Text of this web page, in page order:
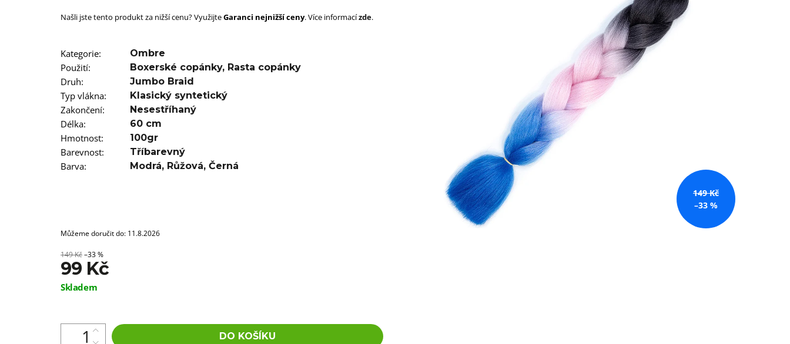
149 Kč
–33 %
Našli jste tento produkt za nižší cenu? VyužijteGaranci nejnižší ceny. Více informacízde.
Kategorie: Ombre
Použití: Boxerské copánky, Rasta copánky
Druh: Jumbo Braid
Typ vlákna: Klasický syntetický
Zakončení: Nesestříhaný
Délka: 60 cm
Hmotnost: 100gr
Barevnost: Tříbarevný
Barva: Modrá, Růžová, Černá
Můžeme doručit do: 11.8.2026
149 Kč–33 %
99 Kč
Měrná
Skladem
DO KOŠÍKU
Původně:149 Kč